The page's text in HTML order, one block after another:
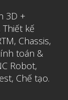
3D +
Thiết kế
Chassis,
toán &
Robot,
Chế tạo.